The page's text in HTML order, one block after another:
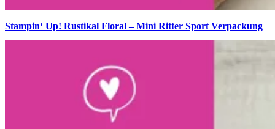
Stampin‘ Up! Rustikal Floral – Mini Ritter Sport Verpackung